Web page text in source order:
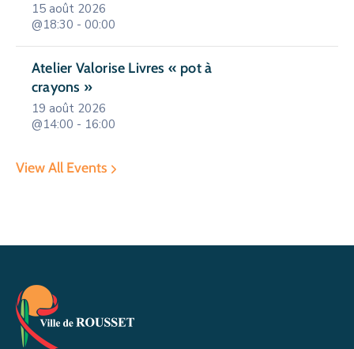
15 août 2026
@18:30 - 00:00
Atelier Valorise Livres « pot à
crayons »
19 août 2026
@14:00 - 16:00
View All Events